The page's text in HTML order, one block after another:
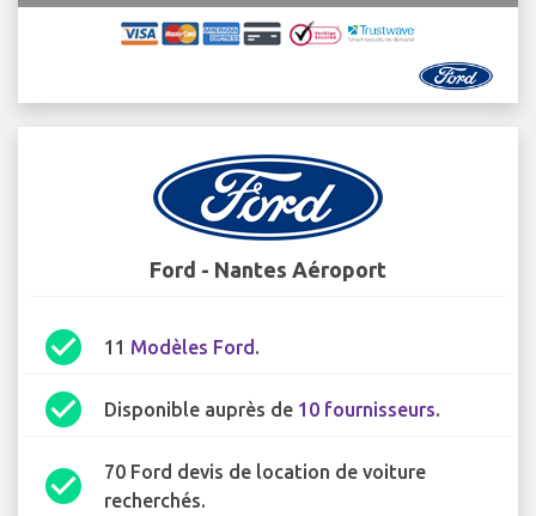
Ford - Nantes Aéroport
check_circle 11 Modèles Ford.
check_circle Disponible auprès de 10 fournisseurs.
check_circle
70 Ford devis de location de voiture
recherchés.